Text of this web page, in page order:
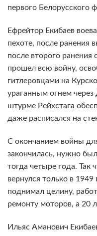
первого Белорусского
Ефрейтор Екибаев
пехоте, после ранения
после второго ранения
прошел всю войну,
гитлеровцами на
ураганным огнем
штурме Рейхстага
даже расписался на
С окончанием войны
закончилась, нужно
тогда четыре года.
вернулся только в
поднимал целину,
ремонту моторов, а 20
Ильяс Аманович